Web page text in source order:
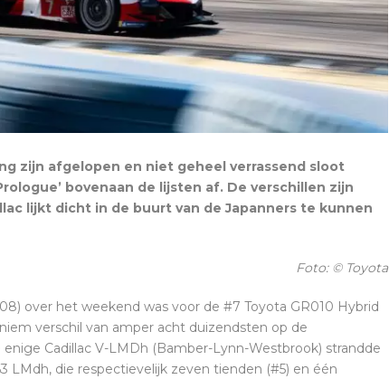
zijn afgelopen en niet geheel verrassend sloot
bovenaan de lijsten af. De verschillen zijn
lijkt dicht in de buurt van de Japanners te kunnen
Foto: © Toyota
over het weekend was voor de #7 Toyota GR010 Hybrid
verschil van amper acht duizendsten op de
Cadillac V-LMDh (Bamber-Lynn-Westbrook) strandde
LMdh, die respectievelijk zeven tienden (#5) en één